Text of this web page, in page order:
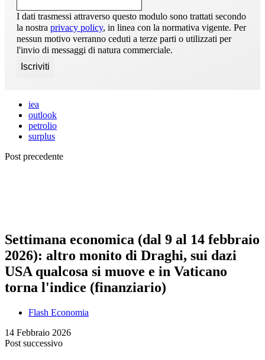
I dati trasmessi attraverso questo modulo sono trattati secondo
la nostra privacy policy, in linea con la normativa vigente. Per
nessun motivo verranno ceduti a terze parti o utilizzati per
l'invio di messaggi di natura commerciale.
iea
outlook
petrolio
surplus
Post precedente
Settimana economica (dal 9 al 14 febbraio
2026): altro monito di Draghi, sui dazi
USA qualcosa si muove e in Vaticano
torna l'indice (finanziario)
Flash Economia
14 Febbraio 2026
Post successivo